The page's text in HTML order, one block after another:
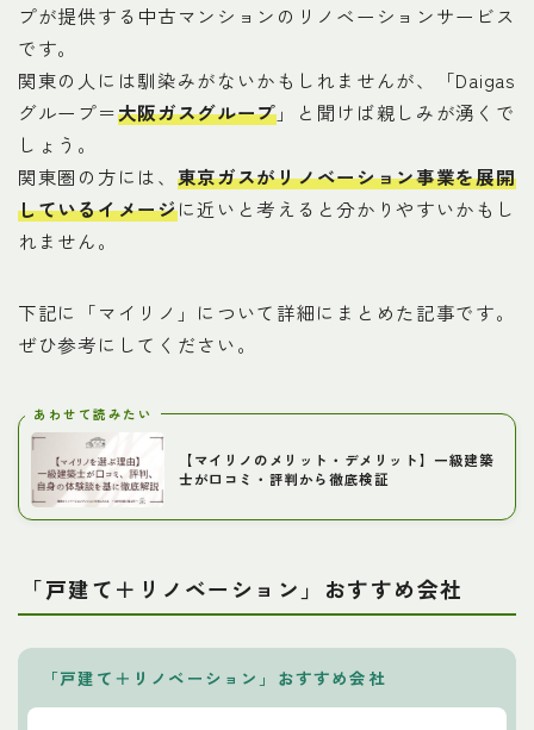
プが提供する中古マンションのリノベーションサービス
です。
関東の人には馴染みがないかもしれませんが、「Daigas
グループ＝大阪ガスグループ」と聞けば親しみが湧くで
しょう。
関東圏の方には、 東京ガスがリノベーション事業を展開
しているイメージに近いと考えると分かりやすいかもし
れません。
下記に「マイリノ」について詳細にまとめた記事です。
ぜひ参考にしてください。
あわせて読みたい
【マイリノのメリット・デメリット】一級建築
士が口コミ・評判から徹底検証
「戸建て＋リノベーション」おすすめ会社
「戸建て＋リノベーション」おすすめ会社